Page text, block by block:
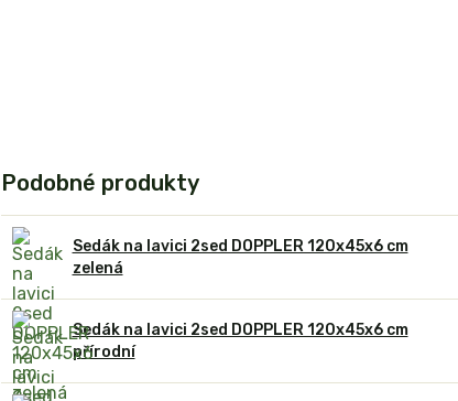
Podobné produkty
Sedák na lavici 2sed DOPPLER 120x45x6 cm
zelená
Sedák na lavici 2sed DOPPLER 120x45x6 cm
přírodní